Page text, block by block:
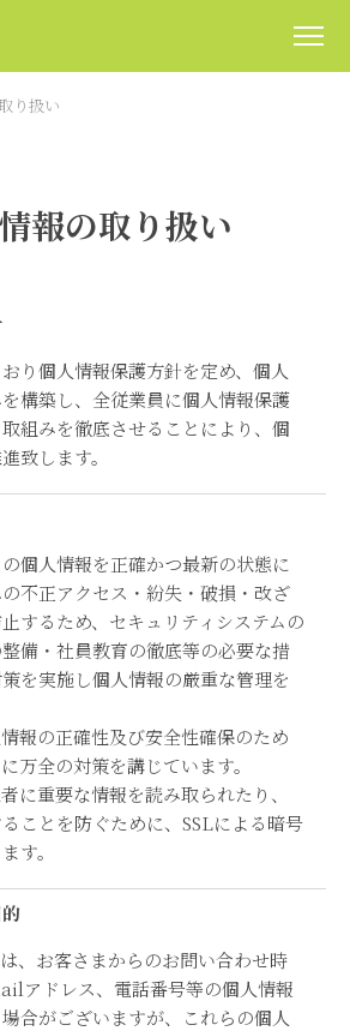
り扱い
報の取り扱い
り個人情報保護方針を定め、個人
構築し、全従業員に個人情報保護
組みを徹底させることにより、個
致します。
個人情報を正確かつ最新の状態に
不正アクセス・紛失・破損・改ざ
するため、セキュリティシステムの
備・社員教育の徹底等の必要な措
を実施し個人情報の厳重な管理を
報の正確性及び安全性確保のため
万全の対策を講じています。
に重要な情報を読み取られたり、
ことを防ぐために、SSLによる暗号
す。
、お客さまからのお問い合わせ時
アドレス、電話番号等の個人情報
合がございますが、これらの個人